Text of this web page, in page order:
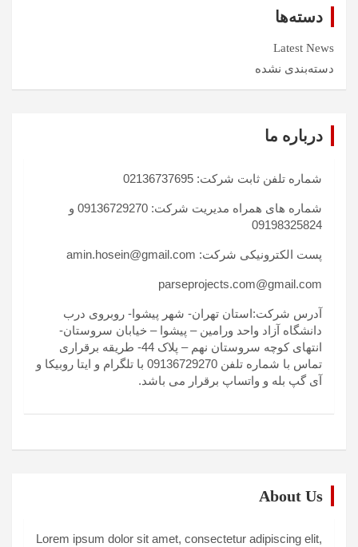
دسته‌ها
Latest News
دسته‌بندی نشده
درباره ما
شماره تلفن ثابت شرکت: 02136737695
شماره های همراه مدیریت شرکت: 09136729270 و
09198325824
پست الکترونیکی شرکت: amin.hosein@gmail.com
parseprojects.com@gmail.com
آدرس شرکت:استان تهران- شهر پیشوا- روبروی درب
دانشگاه آزاد واحد ورامین – پیشوا – خیابان سروستان-
انتهای کوچه سروستان نهم – پلاک 44- طریقه برقراری
تماس با شماره تلفن 09136729270 با تلگرام و ایتا روبیکا و
آی گپ بله و واتساپ برقرار می باشد.
About Us
Lorem ipsum dolor sit amet, consectetur adipiscing elit,